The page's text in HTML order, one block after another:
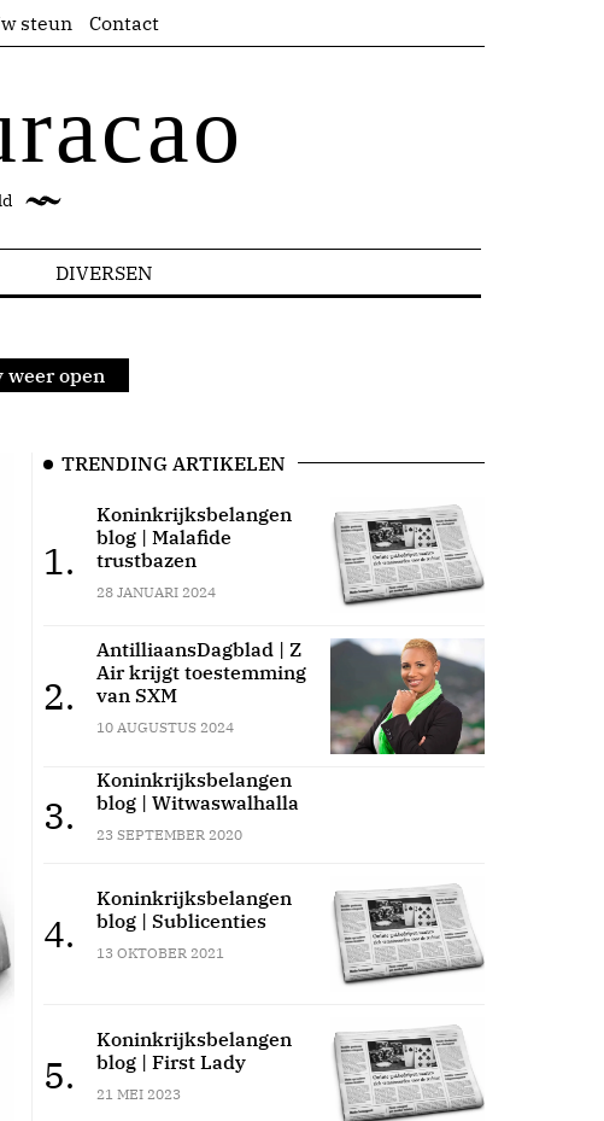
steun Contact
DIVERSEN
weer open
TRENDING ARTIKELEN
1.
Koninkrijksbelangen
blog | Malafide
trustbazen
28 JANUARI 2024
2.
AntilliaansDagblad | Z
Air krijgt toestemming
van SXM
10 AUGUSTUS 2024
3.
Koninkrijksbelangen
blog | Witwaswalhalla
23 SEPTEMBER 2020
4.
Koninkrijksbelangen
blog | Sublicenties
13 OKTOBER 2021
5.
Koninkrijksbelangen
blog | First Lady
21 MEI 2023